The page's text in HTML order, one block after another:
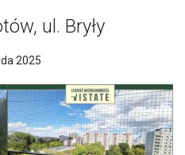
ul. Bryły
2025